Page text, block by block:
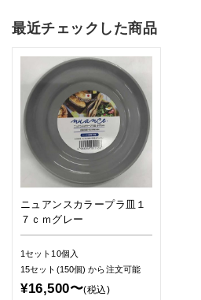
最近チェックした商品
ニュアンスカラープラ皿１
７ｃｍグレー
1セット10個入
15セット(150個)から注文可能
¥16,500〜(税込)